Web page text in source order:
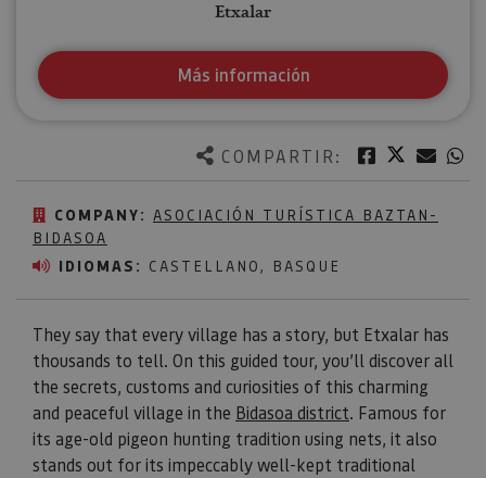
COMPARTIR: Facebook
Twitter
COMPANY: ASOCIACIÓN TURÍSTICA BAZTAN-
BIDASOA
IDIOMAS: CASTELLANO, BASQUE
They say that every village has a story, but Etxalar has
thousands to tell. On this guided tour, you’ll discover all
the secrets, customs and curiosities of this charming
and peaceful village in the Bidasoa district. Famous for
its age-old pigeon hunting tradition using nets, it also
stands out for its impeccably well-kept traditional
Etxalar
Más información